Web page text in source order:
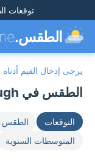
توقعات
الطقس.
يرجى إدخال القيم أدناه
الطقس في Khorugh, طاجكستان 🇹🇯
التوقعات
المتوسطات السنوية